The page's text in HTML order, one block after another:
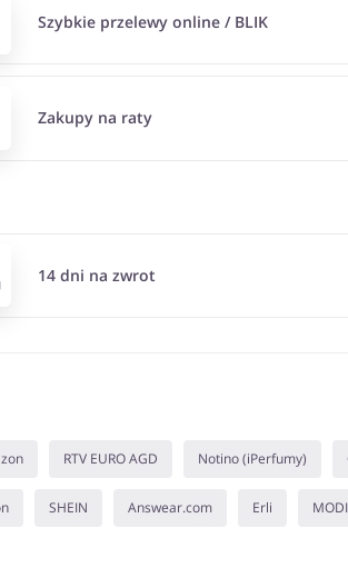
Szybkie przelewy online / BLIK
Zakupy na raty
14 dni na zwrot
RTV EURO AGD Notino (iPerfumy)
SHEIN Answear.com Erli